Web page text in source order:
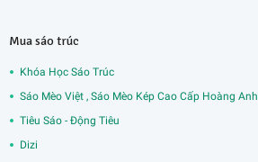
Mua sáo trúc
Khóa Học Sáo Trúc
Sáo Mèo Việt , Sáo Mèo Kép Cao Cấp Hoàng Anh
Tiêu Sáo - Động Tiêu
Dizi